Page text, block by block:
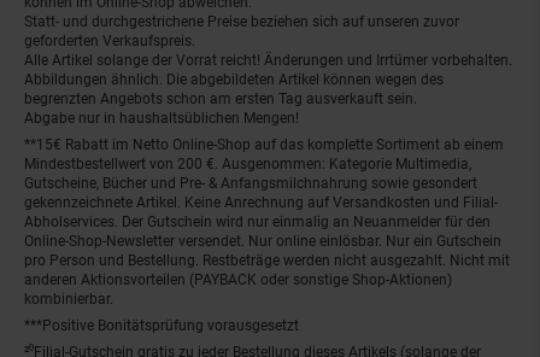
Statt- und durchgestrichene Preise beziehen sich auf unseren zuvor
geforderten Verkaufspreis.
Alle Artikel solange der Vorrat reicht! Änderungen und Irrtümer vorbehalten.
Abbildungen ähnlich. Die abgebildeten Artikel können wegen des
begrenzten Angebots schon am ersten Tag ausverkauft sein.
Abgabe nur in haushaltsüblichen Mengen!
**15€ Rabatt im Netto Online-Shop auf das komplette Sortiment ab einem
Mindestbestellwert von 200 €. Ausgenommen: Kategorie Multimedia,
Gutscheine, Bücher und Pre- & Anfangsmilchnahrung sowie gesondert
gekennzeichnete Artikel. Keine Anrechnung auf Versandkosten und Filial-
Abholservices. Der Gutschein wird nur einmalig an Neuanmelder für den
Online-Shop-Newsletter versendet. Nur online einlösbar. Nur ein Gutschein
pro Person und Bestellung. Restbeträge werden nicht ausgezahlt. Nicht mit
anderen Aktionsvorteilen (PAYBACK oder sonstige Shop-Aktionen)
kombinierbar.
***Positive Bonitätsprüfung vorausgesetzt
²⁰Filial-Gutschein gratis zu jeder Bestellung dieses Artikels (solange der